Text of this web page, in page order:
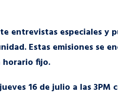
entrevistas especiales
Estas emisiones se
horario fijo.
16 de julio a las 3PM